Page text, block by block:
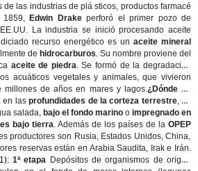
las industrias de plá sticos, productos farmacé
1859, Edwin Drakeperforó el primer pozo de
La industria se inició procesando aceite
recurso energético es un aceite mineral
de hidrocarburos. Su nombre proviene del
aceite de piedra. Se formó de la degradación
acuáticos vegetales y animales, que vivieron
millones de años en mares y lagos.¿Dónde se
en lasprofundidades de la corteza terrestre, en
salada, bajo el fondo marino o impregnado en
bajo tierra. Además de los países de la OPEP
productores son Rusia, Estados Unidos, China,
reservas están en Arabia Saudita, Irak e Irán.
1ª etapa Depósitos de organismos de origen